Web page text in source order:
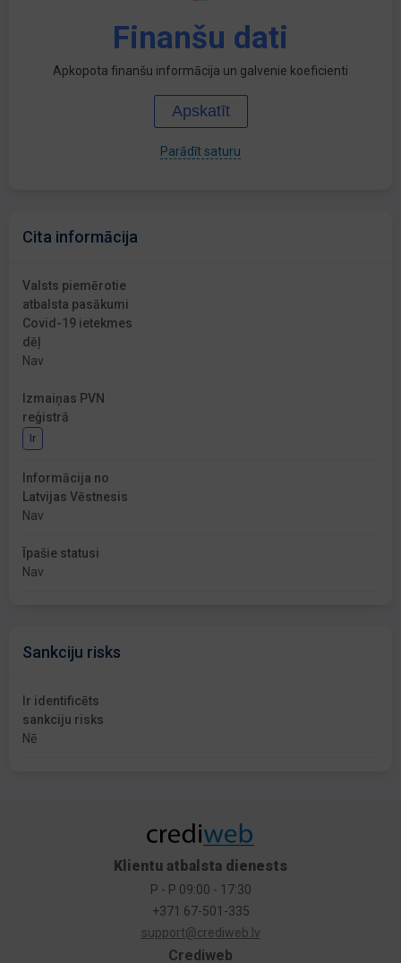
Finanšu dati
Apkopota finanšu informācija un galvenie koeficienti
Apskatīt
Parādīt saturu
Cita informācija
Valsts piemērotie
atbalsta pasākumi
Covid-19 ietekmes
dēļ
Nav
Izmaiņas PVN
reģistrā
Ir
Informācija no
Latvijas Vēstnesis
Nav
Īpašie statusi
Nav
Sankciju risks
Ir identificēts
sankciju risks
Nē
Crediweb
Klientu atbalsta dienests
P - P 09:00 - 17:30
+371 67-501-335
support@crediweb.lv